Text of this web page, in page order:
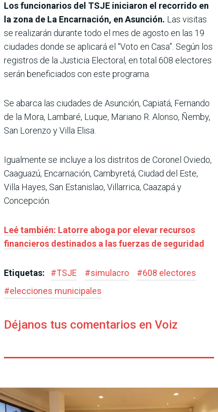
Los funcionarios del TSJE iniciaron el recorrido en
la zona de La Encarnación, en Asunción. Las visitas
se realizarán durante todo el mes de agosto en las 19
ciudades donde se aplicará el “Voto en Casa”. Según los
registros de la Justicia Electoral, en total 608 electores
serán beneficiados con este programa.
Se abarca las ciudades de Asunción, Capiatá, Fernando
de la Mora, Lambaré, Luque, Mariano R. Alonso, Ñemby,
San Lorenzo y Villa Elisa.
Igualmente se incluye a los distritos de Coronel Oviedo,
Caaguazú, Encarnación, Cambyretá, Ciudad del Este,
Villa Hayes, San Estanislao, Villarrica, Caazapá y
Concepción.
Leé también: Latorre aboga por elevar recursos
financieros destinados a las fuerzas de seguridad
Etiquetas: #TSJE #simulacro #608 electores
#elecciones municipales
Déjanos tus comentarios en Voiz